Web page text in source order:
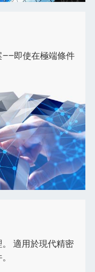
——即使在極端條件
適用於現代精密